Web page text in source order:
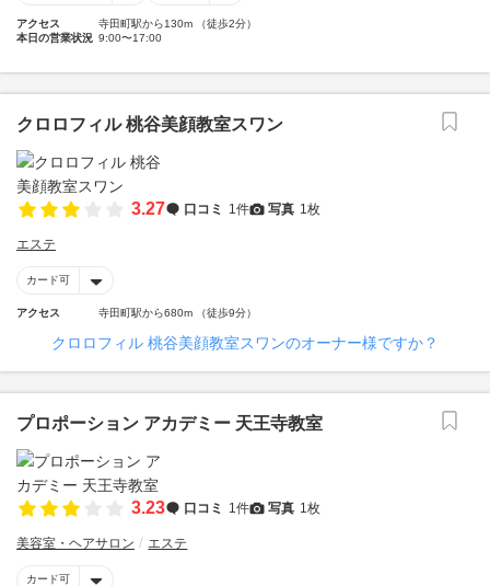
アクセス
寺田町駅から130m （徒歩2分）
本日の営業状況 9:00〜17:00
クロロフィル 桃谷美顔教室スワン
3.27 口コミ 1件 写真 1枚
エステ
カード可
アクセス 寺田町駅から680m （徒歩9分）
クロロフィル 桃谷美顔教室スワンのオーナー様ですか？
プロポーション アカデミー 天王寺教室
3.23 口コミ 1件 写真 1枚
美容室・ヘアサロン エステ
カード可